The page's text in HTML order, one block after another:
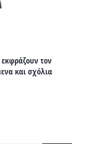
τον
και σχόλια